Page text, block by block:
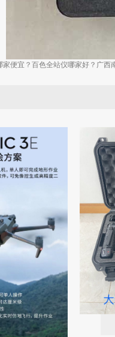
家便宜？百色全站仪哪家好？广